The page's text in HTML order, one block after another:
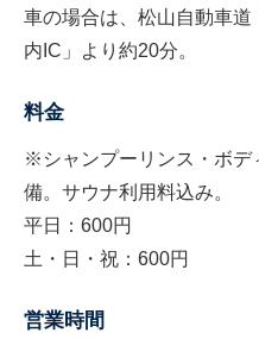
車の場合は、松山自動車道
内IC」より約20分。
料金
※シャンプーリンス・ボデ
備。サウナ利用料込み。
平日：600円
土・日・祝：600円
営業時間